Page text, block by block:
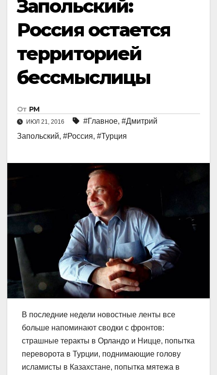
Запольский:
Россия остается
территорией
бессмыслицы
От РМ
ИЮЛ 21, 2016 #Главное, #Дмитрий
Запольский, #Россия, #Турция
В последние недели новостные ленты все
больше напоминают сводки с фронтов:
страшные теракты в Орландо и Ницце, попытка
переворота в Турции, поднимающие голову
исламисты в Казахстане, попытка мятежа в